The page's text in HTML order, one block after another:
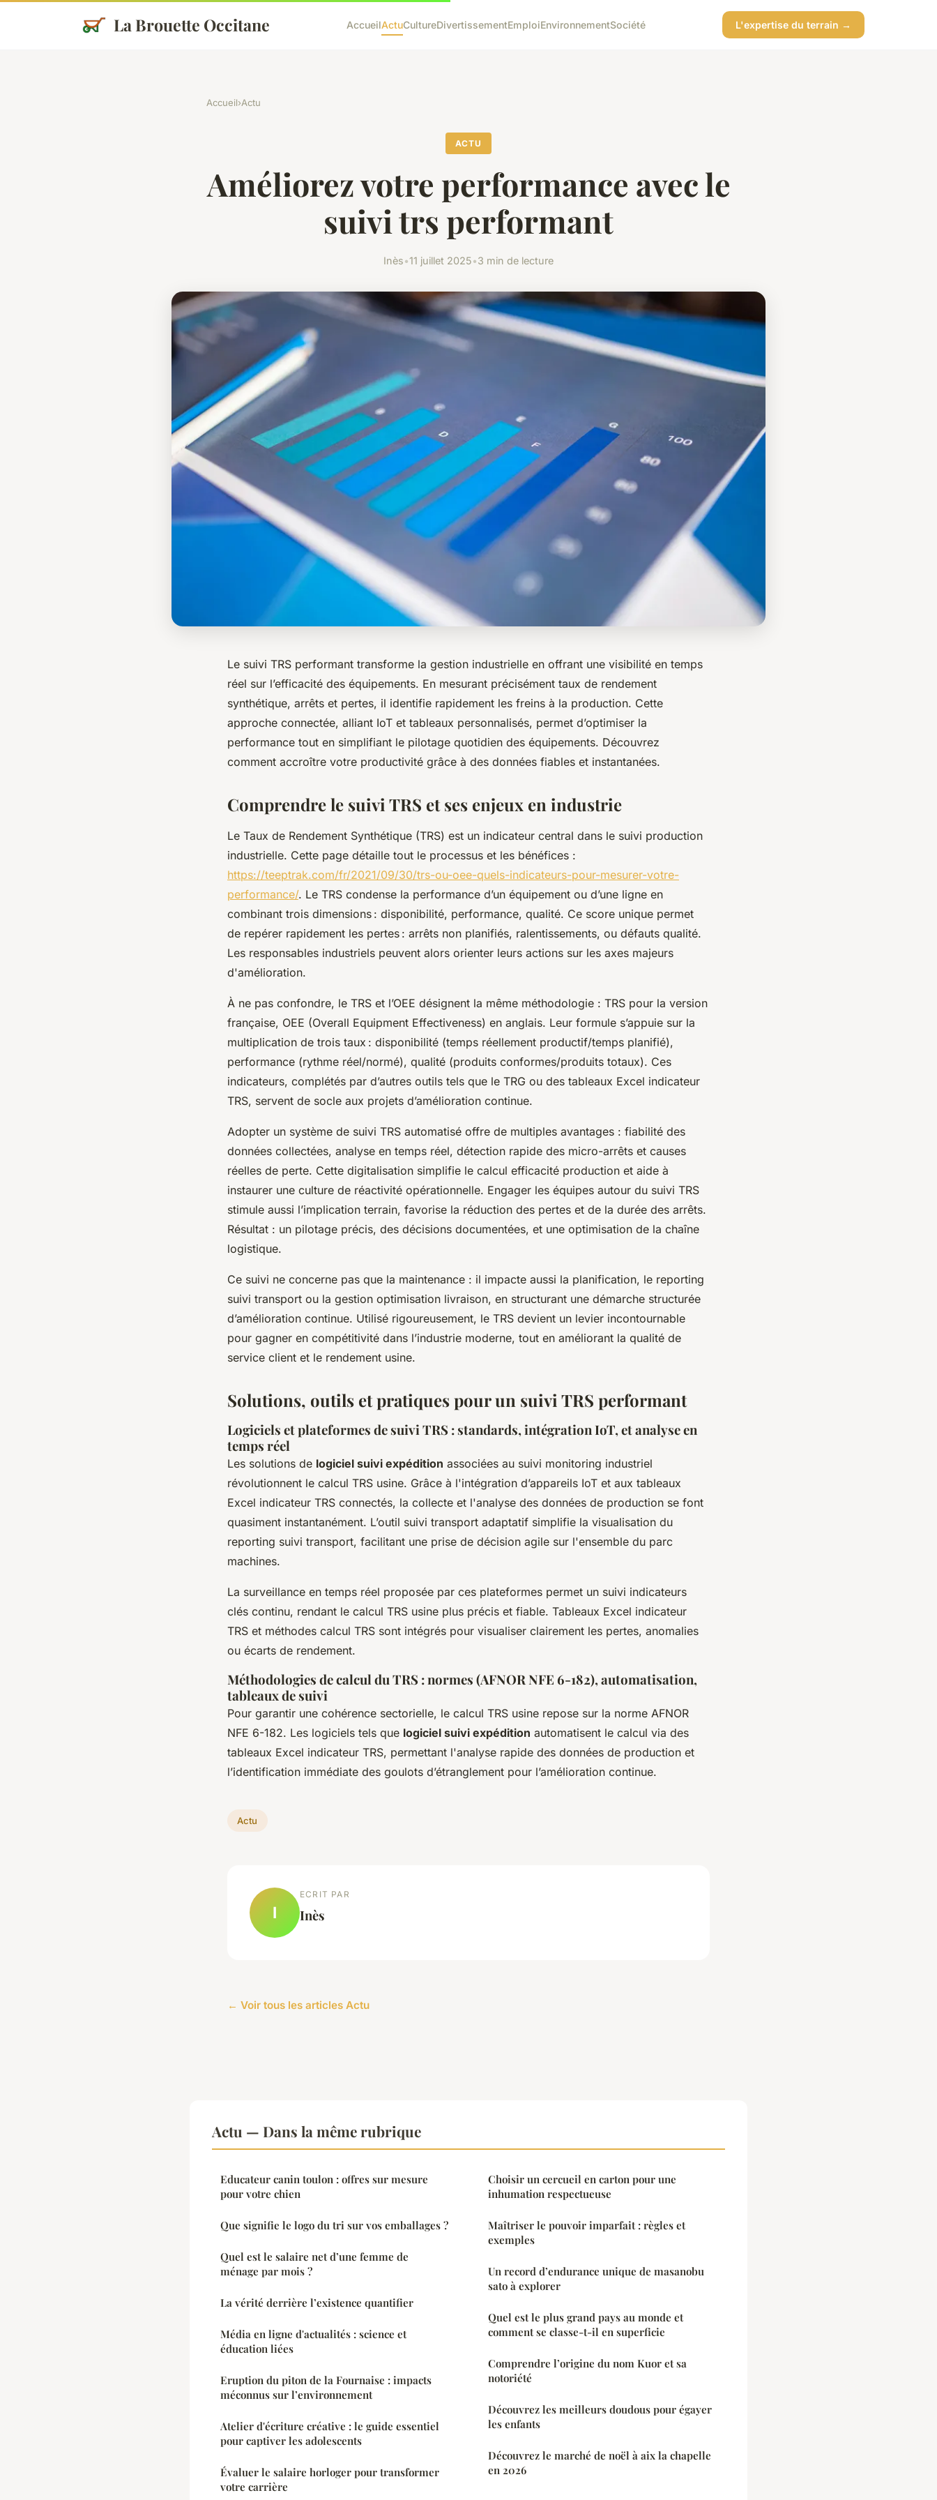
La Brouette Occitane AccueilActuCultureDivertissementEmploiEnvironnementSociété L'expertise du terrain →
Accueil›Actu
ACTU
Améliorez votre performance avec le
suivi trs performant
Inès•11 juillet 2025•3 min de lecture
Le suivi TRS performant transforme la gestion industrielle en offrant une visibilité en temps
réel sur l’efficacité des équipements. En mesurant précisément taux de rendement
synthétique, arrêts et pertes, il identifie rapidement les freins à la production. Cette
approche connectée, alliant IoT et tableaux personnalisés, permet d’optimiser la
performance tout en simplifiant le pilotage quotidien des équipements. Découvrez
comment accroître votre productivité grâce à des données fiables et instantanées.
Comprendre le suivi TRS et ses enjeux en industrie
Le Taux de Rendement Synthétique (TRS) est un indicateur central dans le suivi production
industrielle. Cette page détaille tout le processus et les bénéfices :
https://teeptrak.com/fr/2021/09/30/trs-ou-oee-quels-indicateurs-pour-mesurer-votre-
performance/. Le TRS condense la performance d’un équipement ou d’une ligne en
combinant trois dimensions : disponibilité, performance, qualité. Ce score unique permet
de repérer rapidement les pertes : arrêts non planifiés, ralentissements, ou défauts qualité.
Les responsables industriels peuvent alors orienter leurs actions sur les axes majeurs
d'amélioration.
À ne pas confondre, le TRS et l’OEE désignent la même méthodologie : TRS pour la version
française, OEE (Overall Equipment Effectiveness) en anglais. Leur formule s’appuie sur la
multiplication de trois taux : disponibilité (temps réellement productif/temps planifié),
performance (rythme réel/normé), qualité (produits conformes/produits totaux). Ces
indicateurs, complétés par d’autres outils tels que le TRG ou des tableaux Excel indicateur
TRS, servent de socle aux projets d’amélioration continue.
Adopter un système de suivi TRS automatisé offre de multiples avantages : fiabilité des
données collectées, analyse en temps réel, détection rapide des micro-arrêts et causes
réelles de perte. Cette digitalisation simplifie le calcul efficacité production et aide à
instaurer une culture de réactivité opérationnelle. Engager les équipes autour du suivi TRS
stimule aussi l’implication terrain, favorise la réduction des pertes et de la durée des arrêts.
Résultat : un pilotage précis, des décisions documentées, et une optimisation de la chaîne
logistique.
Ce suivi ne concerne pas que la maintenance : il impacte aussi la planification, le reporting
suivi transport ou la gestion optimisation livraison, en structurant une démarche structurée
d’amélioration continue. Utilisé rigoureusement, le TRS devient un levier incontournable
pour gagner en compétitivité dans l’industrie moderne, tout en améliorant la qualité de
service client et le rendement usine.
Solutions, outils et pratiques pour un suivi TRS performant
Logiciels et plateformes de suivi TRS : standards, intégration IoT, et analyse en
temps réel
Les solutions de logiciel suivi expédition associées au suivi monitoring industriel
révolutionnent le calcul TRS usine. Grâce à l'intégration d’appareils IoT et aux tableaux
Excel indicateur TRS connectés, la collecte et l'analyse des données de production se font
quasiment instantanément. L’outil suivi transport adaptatif simplifie la visualisation du
reporting suivi transport, facilitant une prise de décision agile sur l'ensemble du parc
machines.
La surveillance en temps réel proposée par ces plateformes permet un suivi indicateurs
clés continu, rendant le calcul TRS usine plus précis et fiable. Tableaux Excel indicateur
TRS et méthodes calcul TRS sont intégrés pour visualiser clairement les pertes, anomalies
ou écarts de rendement.
Méthodologies de calcul du TRS : normes (AFNOR NFE 6-182), automatisation,
tableaux de suivi
Pour garantir une cohérence sectorielle, le calcul TRS usine repose sur la norme AFNOR
NFE 6-182. Les logiciels tels que logiciel suivi expédition automatisent le calcul via des
tableaux Excel indicateur TRS, permettant l'analyse rapide des données de production et
l’identification immédiate des goulots d’étranglement pour l’amélioration continue.
Actu
I
ECRIT PAR
Inès
← Voir tous les articles Actu
Actu — Dans la même rubrique
Educateur canin toulon : offres sur mesure
pour votre chien
Que signifie le logo du tri sur vos emballages ?
Quel est le salaire net d’une femme de
ménage par mois ?
La vérité derrière l’existence quantifier
Média en ligne d'actualités : science et
éducation liées
Eruption du piton de la Fournaise : impacts
méconnus sur l’environnement
Atelier d'écriture créative : le guide essentiel
pour captiver les adolescents
Évaluer le salaire horloger pour transformer
votre carrière
Choisir un cercueil en carton pour une
inhumation respectueuse
Maîtriser le pouvoir imparfait : règles et
exemples
Un record d’endurance unique de masanobu
sato à explorer
Quel est le plus grand pays au monde et
comment se classe-t-il en superficie
Comprendre l’origine du nom Kuor et sa
notoriété
Découvrez les meilleurs doudous pour égayer
les enfants
Découvrez le marché de noël à aix la chapelle
en 2026